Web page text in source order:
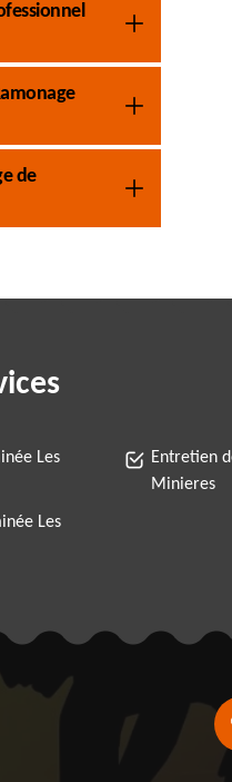
de
Les
Les
Entretien
Minieres